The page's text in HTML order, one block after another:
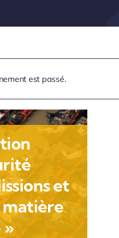
est passé.
et
matière